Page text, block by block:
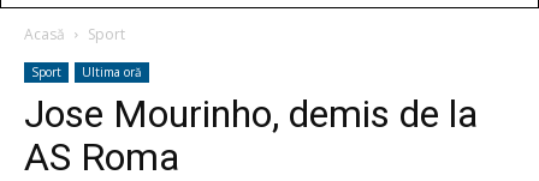
Acasă Sport
Sport Ultima oră
Jose Mourinho, demis de la
AS Roma